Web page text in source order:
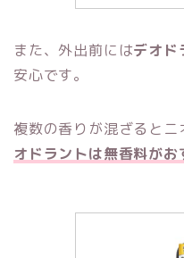
また、外出前にはデオド
安心です。
複数の香りが混ざるとニ
オドラントは無香料がお